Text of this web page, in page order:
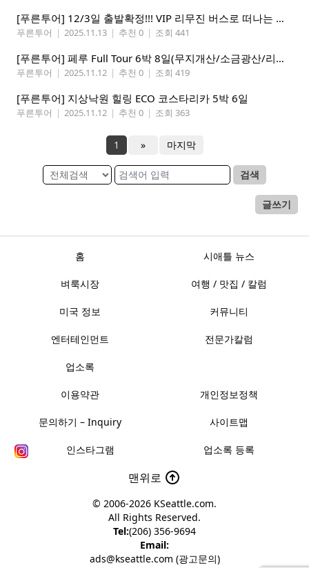
[푸른투어] 12/3일 출발확정!!! VIP 리무진 버스로 떠나는 애틀란타에서 마이애미 5박6일
푸른투어 | 2025.11.13 | 추천 0 | 조회 441
[푸른투어] 페루 Full Tour 6박 8일(무지개산/소금광산/리마 시티 포함)
푸른투어 | 2025.11.12 | 추천 0 | 조회 419
[푸른투어] 지상낙원 힐링 ECO 코스타리카 5박 6일
푸른투어 | 2025.11.12 | 추천 0 | 조회 363
1 » 마지막
검색
글쓰기
홈 시애틀 뉴스
벼룩시장 여행 / 맛집 / 칼럼
미국 정보 커뮤니티
엔터테인먼트 전문가칼럼
업소록
이용약관 개인정보정책
문의하기 – Inquiry 사이트맵
인스타그램 업소록 등록
맨위로
© 2006-2026 KSeattle.com.
All Rights Reserved.
Tel:(206) 356-9694
Email:
ads@kseattle.com (광고문의)